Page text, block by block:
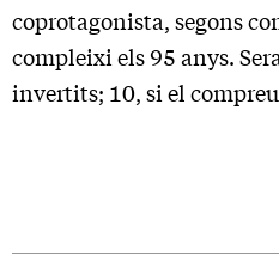
coprotagonista, segons
compleixi els 95 anys.
invertits; 10, si el